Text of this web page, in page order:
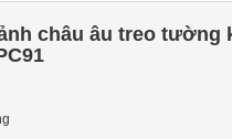
châu âu treo tường